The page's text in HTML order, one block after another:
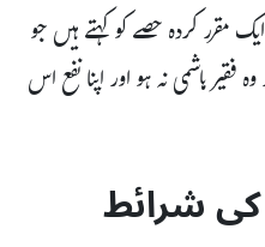
کردہ حصے کو کہتے ہیں جو
ہاشمی نہ ہو اور اپنا نفع اس
شرائط